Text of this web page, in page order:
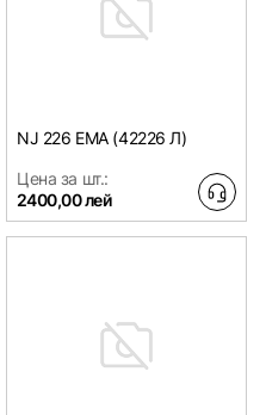
NJ 226 EMA (42226 Л)
Цена за шт.:
2400,00 лей